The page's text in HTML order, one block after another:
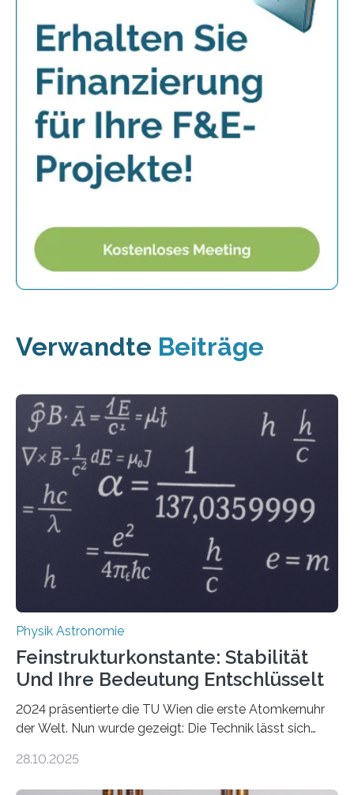
Verwandte Beiträge
Physik Astronomie
Feinstrukturkonstante: Stabilität
Und Ihre Bedeutung Entschlüsselt
2024 präsentierte die TU Wien die erste Atomkernuhr
der Welt. Nun wurde gezeigt: Die Technik lässt sich
fundamentalen Physik nachzugehen. Thorium-
28.10.2025